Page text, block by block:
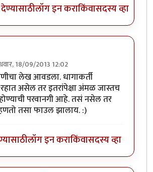
लॉग इन कराकिंवासदस्य व्हा
18/09/2013 12:02
लेख मस्त नॉस्टॅल्जिक. पणbyबॅटमॅन
लेख आवडला. धागाकर्ती
रहात असेल तर इतरांपेक्षा अंमळ जास्तच
परवानगी आहे. तसं नसेल तर
तसा फाउल झालाय. :)
लॉग इन कराकिंवासदस्य व्हा